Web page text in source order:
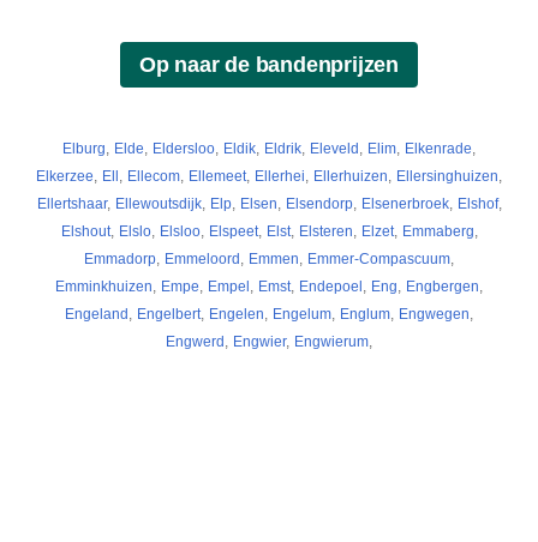
Elburg Elde Eldersloo Eldik Eldrik Eleveld Elim Elkenrade
Elkerzee
Ell Ellecom Ellemeet Ellerhei Ellerhuizen Ellersinghuizen
Ellertshaar, Ellewoutsdijk, Elp, Elsen Elsendorp, Elsenerbroek, Elshof,
Elshout, Elslo, Elsloo, Elspeet, Elst, Elsteren Elzet, Emmaberg
Emmadorp Emmeloord Emmen Emmer-Compascuum
Emminkhuizen
Empe Empel Emst Endepoel Eng Engbergen
Engeland
Engelbert Engelen Engelum Englum Engwegen
Engwerd
Engwier, Engwierum